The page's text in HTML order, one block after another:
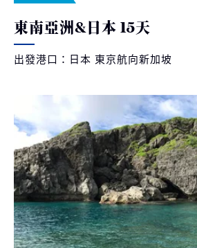
東南亞洲&日本 15天
出發港口：日本 東京航向新加坡